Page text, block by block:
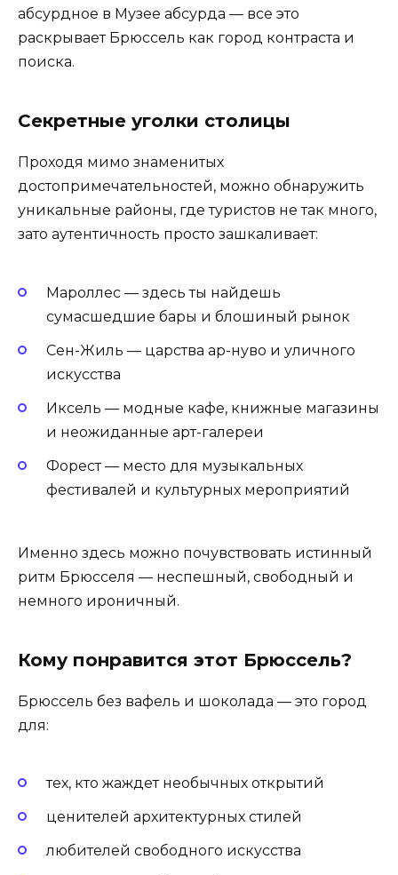
абсурдное в Музее абсурда — все это
раскрывает Брюссель как город контраста и
поиска.
Секретные уголки столицы
Проходя мимо знаменитых
достопримечательностей, можно обнаружить
уникальные районы, где туристов не так много,
зато аутентичность просто зашкаливает:
Мароллес — здесь ты найдешь
сумасшедшие бары и блошиный рынок
Сен-Жиль — царства ар-нуво и уличного
искусства
Иксель — модные кафе, книжные магазины
и неожиданные арт-галереи
Форест — место для музыкальных
фестивалей и культурных мероприятий
Именно здесь можно почувствовать истинный
ритм Брюсселя — неспешный, свободный и
немного ироничный.
Кому понравится этот Брюссель?
Брюссель без вафель и шоколада — это город
для:
тех, кто жаждет необычных открытий
ценителей архитектурных стилей
любителей свободного искусства